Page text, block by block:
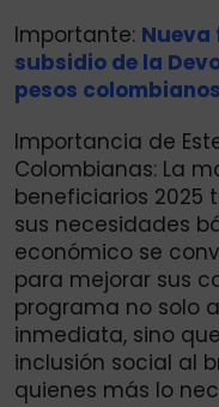
Importante: Nueva
subsidio de la
pesos
Importancia de
Colombianas: La
beneficiarios 2025
sus necesidades
económico se
para mejorar sus
programa no solo
inmediata, sino
inclusión social al
quienes más lo